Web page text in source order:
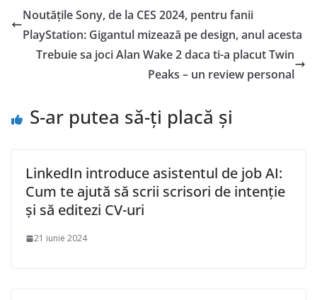
Noutățile Sony, de la CES 2024, pentru fanii
PlayStation: Gigantul mizează pe design, anul acesta
Trebuie sa joci Alan Wake 2 daca ti-a placut Twin
Peaks – un review personal
S-ar putea să-ți placă și
LinkedIn introduce asistentul de job AI:
Cum te ajută să scrii scrisori de intenție
și să editezi CV-uri
21 iunie 2024